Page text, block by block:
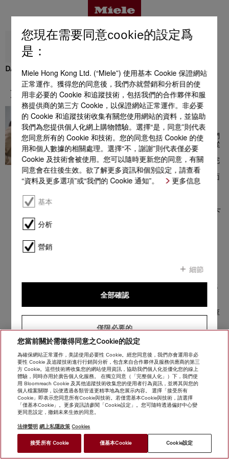
優點
產品詳情
配件
HK$ 46,000.00 尋找經銷商
DA 5328 W Puristic Maxime
支援與服務
運作良好
透過聯絡 Miele 客戶服務中心，
您將獲得非常全面的資訊，它們
可以幫助您選擇 Miele 產品。從
購買前的諮詢到您的電器安裝，
從範圍廣泛的優惠活動到關於完
美產品使用的附加資訊，Miele
客戶服務中心團隊成員將一直面
帶微笑為您提供幫助！
星期一至星期五 / 上午 9 時 - 下
customerservices@miele.com.hk
如果您想就任何問題、請求或查
返回
您現在需要同意cookie的設定爲
是：
Miele Hong Kong Ltd. (“Miele”) 使用基本 Cookie 保證網站
正常運作。獲得您的同意後，我們亦就營銷和分析目的使
用非必要的 Cookie 和追蹤技術，包括我們的合作夥伴和服
務提供商的第三方 Cookie，以保證網站正常運作。非必要
的 Cookie 和追蹤技術收集有關您使用網站的資料，並協助
我們為您提供個人化網上購物體驗。選擇“是，同意”則代表
您同意所有的 Cookie 和技術。您的同意包括 Cookie 的使
用和個人數據的相關處理。選擇“不，謝謝”則代表僅必要
Cookie 及技術會被使用。您可以隨時更新您的同意，有關
同意會在往後生效。欲了解更多資訊和個別設定，請查看
“資料及更多選項”或“我們的 Cookie 通知”。
更多信息
基本
分析
營銷
細節
僅限必要的
全部確認
您當前關於需徵得同意之Cookie的設定
為確保網站正常運作，美諾使用必要性 Cookie。經您同意後，我們亦會運用非必
要性 Cookie 及追蹤技術進行行銷與分析，包含來自合作夥伴及服務供應商的第三
方 Cookie。這些技術將收集您的網站使用資訊，協助我們個人化並優化您的線上
體驗，同時亦用於廣告個人化服務。 在獨立同意（「完整個人化」）下，我們使
用 Bloomreach Cookie 及其他追蹤技術收集您的使用者行為資訊，並將其與您的
個人檔案關聯，以便透過各類管道更精準地為您展示內容。 選擇「接受所有
Cookie」即表示您同意所有Cookie與技術。若僅需基本Cookie與技術，請選擇
「僅基本Cookie」。更多資訊請參閱「Cookie設定」。您可隨時透過偏好中心變
更同意設定，撤銷未來生效的同意。
法律聲明 網上私隱政策 Cookies
接受所有 Cookie 僅基本Cookie Cookie設定